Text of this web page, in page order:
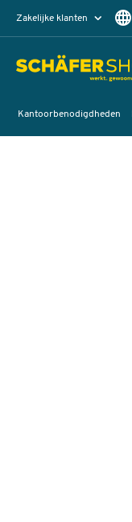
Zakelijke klanten
Kantoorbenodigdheden